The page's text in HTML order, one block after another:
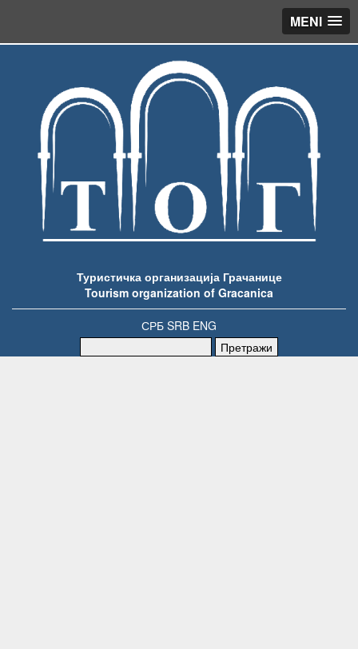
MENI
Туристичка организација Грачанице
Tourism organization of Gracanica
СРБ SRB ENG